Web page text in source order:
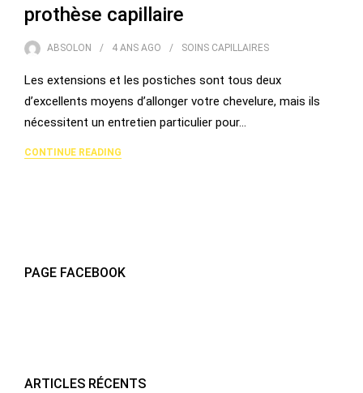
prothèse capillaire
ABSOLON 4 ANS AGO SOINS CAPILLAIRES
Les extensions et les postiches sont tous deux
d’excellents moyens d’allonger votre chevelure, mais ils
nécessitent un entretien particulier pour…
CONTINUE READING
PAGE FACEBOOK
ARTICLES RÉCENTS